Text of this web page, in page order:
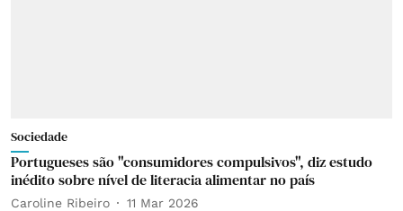
Sociedade
Portugueses são "consumidores compulsivos", diz estudo
inédito sobre nível de literacia alimentar no país
Caroline Ribeiro 11 Mar 2026